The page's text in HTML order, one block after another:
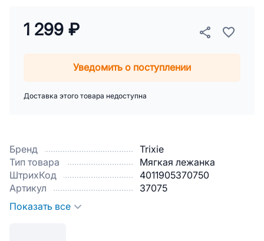
Бренд
Trixie
Тип товара
Мягкая лежанка
ШтрихКод
4011905370750
Артикул
37075
Показать все
1 299 ₽
Уведомить о поступлении
Доставка этого товара недоступна